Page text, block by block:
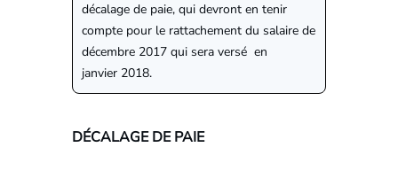
décalage de paie, qui devront en tenir
compte pour le rattachement du salaire de
décembre 2017 qui sera versé en
janvier 2018.
DÉCALAGE DE PAIE